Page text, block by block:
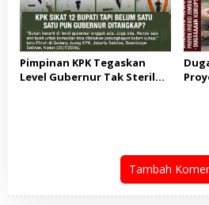
Pimpinan KPK Tegaskan
Level Gubernur Tak Steril
Tambah